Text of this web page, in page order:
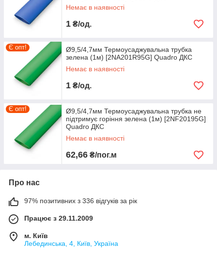
Немає в наявності
1 ₴/од.
Є опт!
Ø9,5/4,7мм Термоусаджувальна трубка
зелена (1м) [2NA201R95G] Quadro ДКС
Немає в наявності
1 ₴/од.
Є опт!
Ø9,5/4,7мм Термоусаджувальна трубка не
підтримує горіння зелена (1м) [2NF20195G]
Quadro ДКС
Немає в наявності
62,66 ₴/пог.м
Про нас
97% позитивних з 336 відгуків за рік
Працює з 29.11.2009
м. Київ
Лебединська, 4, Київ, Україна